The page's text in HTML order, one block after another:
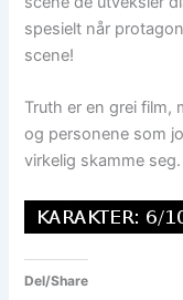
spesielt når
scene!
Truth er en grei film,
og personene som
virkelig skamme seg.
Del/Share